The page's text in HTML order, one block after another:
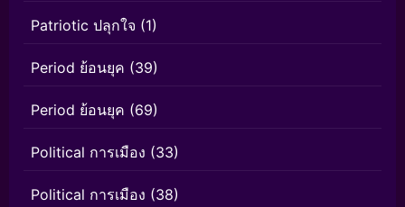
Patriotic ปลุกใจ (1)
Period ย้อนยุค (39)
Period ย้อนยุค (69)
Political การเมือง (33)
Political การเมือง (38)